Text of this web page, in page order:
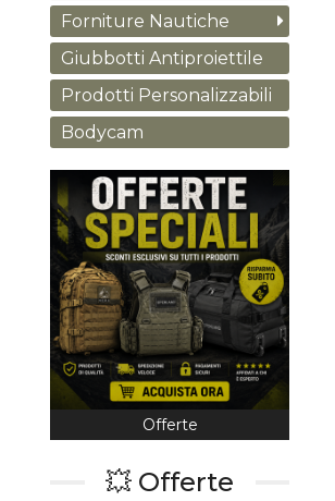
Forniture Nautiche
Giubbotti Antiproiettile
Prodotti Personalizzabili
Bodycam
Offerte
💥 Offerte